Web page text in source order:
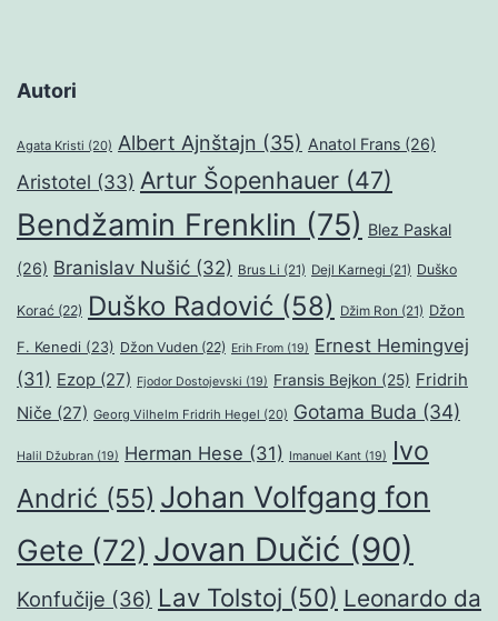
Autori
Agata Kristi (20) Albert Ajnštajn (35) Anatol Frans (26)
Aristotel (33) Artur Šopenhauer (47)
Bendžamin Frenklin (75) Blez Paskal
(26) Branislav Nušić (32) Brus Li (21) Dejl Karnegi (21) Duško
Korać (22) Duško Radović (58) Džim Ron (21) Džon
F. Kenedi (23) Džon Vuden (22) Erih From (19) Ernest Hemingvej
(31) Ezop (27) Fjodor Dostojevski (19) Fransis Bejkon (25) Fridrih
Niče (27) Georg Vilhelm Fridrih Hegel (20) Gotama Buda (34)
Halil Džubran (19) Herman Hese (31) Imanuel Kant (19)
Ivo
Andrić (55) Johan Volfgang fon
Gete (72) Jovan Dučić (90)
Konfučije (36) Lav Tolstoj (50) Leonardo da